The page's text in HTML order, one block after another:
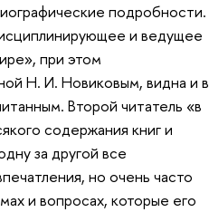
подробности.
и ведущее
при этом
Н. И. Новиковым, видна и в
Второй читатель «в
содержания книг и
за другой все
но очень часто
и вопросах, которые его